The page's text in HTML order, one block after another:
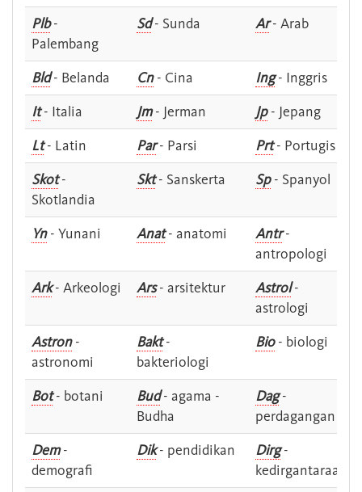
Plb-
Palembang
Sd- Sunda Ar- Arab
Bld- Belanda Cn- Cina Ing- Inggris
It- Italia Jm- Jerman Jp- Jepang
Lt- Latin Par- Parsi Prt- Portugis
Skot-
Skotlandia
Skt- Sanskerta Sp- Spanyol
Yn- Yunani Anat- anatomi Antr-
antropologi
Ark- Arkeologi Ars- arsitektur Astrol-
astrologi
Astron-
astronomi
Bakt-
bakteriologi
Bio- biologi
Bot- botani Bud- agama -
Budha
Dag-
perdagangan
Dem-
demografi
Dik- pendidikan Dirg-
kedirgantaraan